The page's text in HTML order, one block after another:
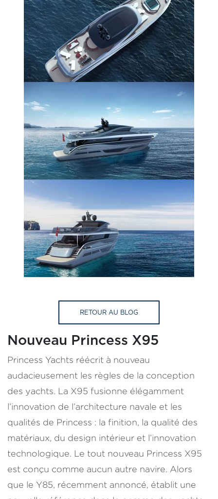
RETOUR AU BLOG
Nouveau Princess X95
Princess Yachts réécrit à nouveau
audacieusement les règles de la conception
des yachts. La X95 fusionne élégamment
l’innovation de l’architecture navale et les
qualités de Princess : la finition, la qualité des
matériaux, du design intérieur et l’innovation
technologique. Le tout nouveau Princess X95
est conçu comme aucun autre navire. Alors
que le Y85, récemment annoncé, établit une